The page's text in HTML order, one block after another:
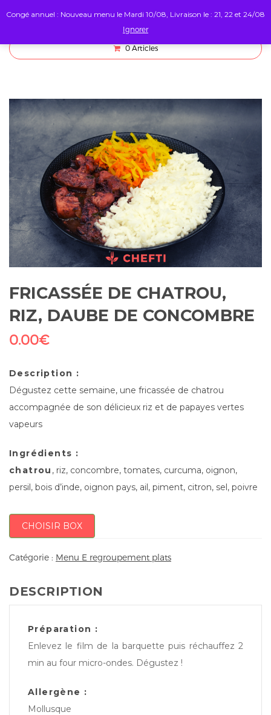
0 Articles
FRICASSÉE DE CHATROU,
RIZ, DAUBE DE CONCOMBRE
0.00€
Description :
Dégustez cette semaine, une fricassée de chatrou
accompagnée de son délicieux riz et de papayes vertes
vapeurs
Ingrédients :
chatrou , riz, concombre, tomates, curcuma, oignon,
persil, bois d’inde, oignon pays, ail, piment, citron, sel, poivre
CHOISIR BOX
Catégorie : Menu E regroupement plats
DESCRIPTION
Préparation :
Enlevez le film de la barquette puis réchauffez 2
min au four micro-ondes. Dégustez !
Allergène :
Mollusque
Congé annuel : Nouveau menu le Mardi 10/08, Livraison le : 21, 22 et 24/08
Ignorer